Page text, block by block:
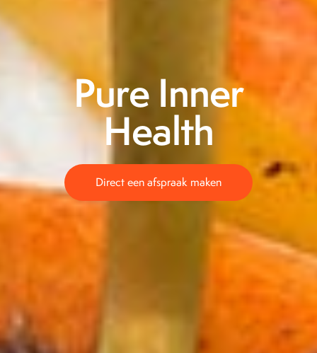
Pure Inner
Health
Direct een afspraak maken